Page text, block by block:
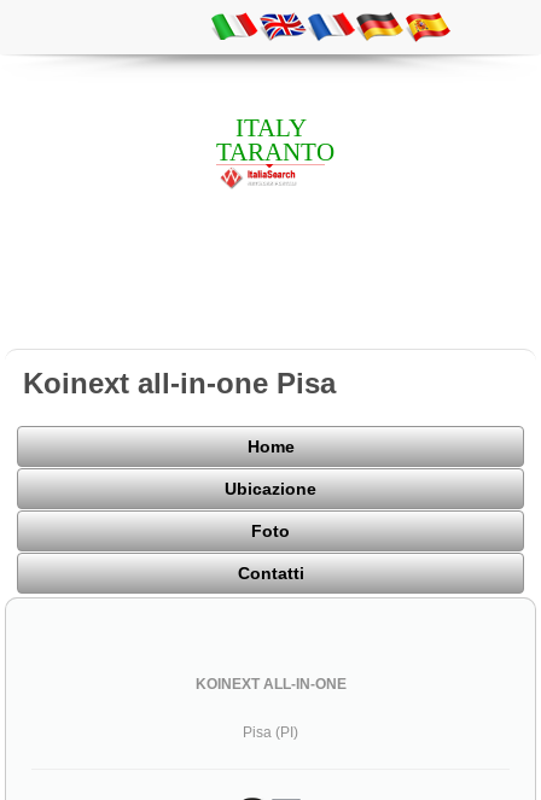
ITALY
TARANTO
Koinext all-in-one Pisa
Home
Ubicazione
Foto
Contatti
KOINEXT ALL-IN-ONE
Pisa (PI)